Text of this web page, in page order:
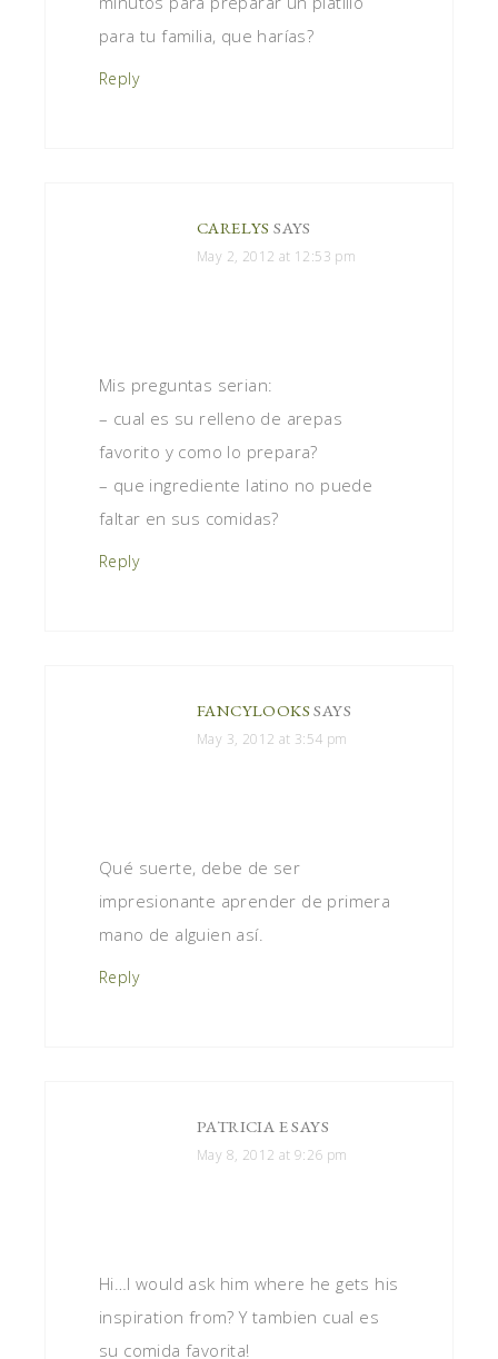
para tu familia, que harías?
Reply
CARELYS SAYS
May 2, 2012 at 12:53 pm
Mis preguntas serian:
– cual es su relleno de arepas
favorito y como lo prepara?
– que ingrediente latino no puede
faltar en sus comidas?
Reply
FANCYLOOKSSAYS
May 3, 2012 at 3:54 pm
Qué suerte, debe de ser
impresionante aprender de primera
mano de alguien así.
Reply
PATRICIA ESAYS
May 8, 2012 at 9:26 pm
Hi…I would ask him where he gets his
inspiration from? Y tambien cual es
su comida favorita!